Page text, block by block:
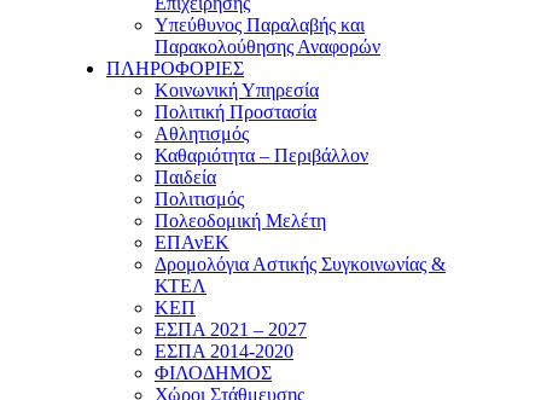
Υπεύθυνος Παραλαβής και
Παρακολούθησης Αναφορών
ΠΛΗΡΟΦΟΡΙΕΣ
Κοινωνική Υπηρεσία
Πολιτική Προστασία
Αθλητισμός
Καθαριότητα – Περιβάλλον
Παιδεία
Πολιτισμός
Πολεοδομική Μελέτη
ΕΠΑνΕΚ
Δρομολόγια Αστικής Συγκοινωνίας &
ΚΤΕΛ
ΚΕΠ
ΕΣΠΑ 2021 – 2027
ΕΣΠΑ 2014-2020
ΦΙΛΟΔΗΜΟΣ
Χώροι Στάθμευσης